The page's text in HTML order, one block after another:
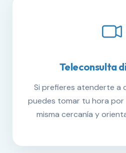
Teleconsulta
Si prefieres atenderte a
puedes tomar tu hora
misma cercanía y